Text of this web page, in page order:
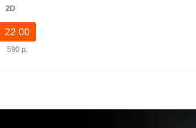
2D
22:00
590 р.